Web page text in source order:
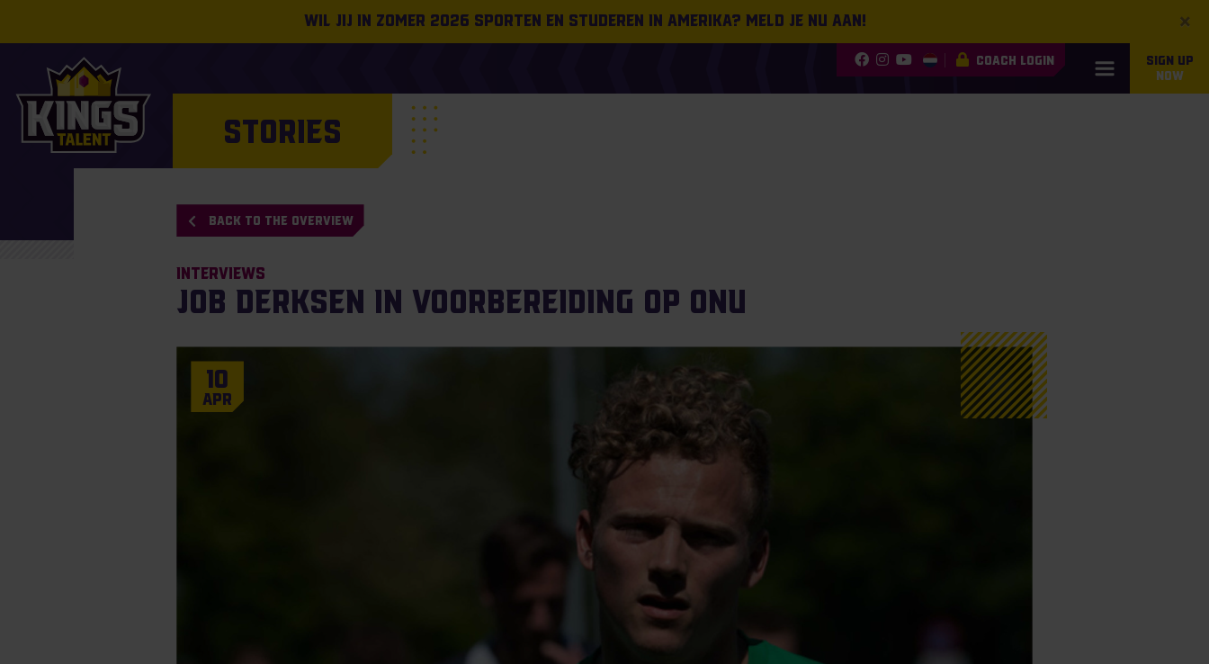
×
Wil jij in zomer 2026 sporten en studeren in Amerika? Meld je nu aan!
COACH LOGIN
SIGN UP
NOW
STORIES
BACK TO THE OVERVIEW
Interviews
Job Derksen in voorbereiding op ONU
10
Apr